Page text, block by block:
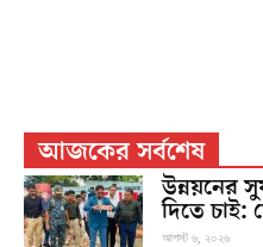
আজকের সর্বশেষ
উন্নয়নের
দিতে চাই:
আগস্ট ৬, ২০২৬